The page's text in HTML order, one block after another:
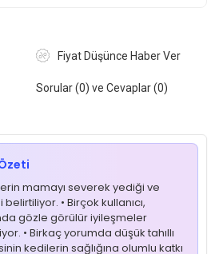
Fiyat Düşünce Haber Ver
Sorular (0) ve Cevaplar (0)
mamayı severek yediği ve
• Birçok kullanıcı,
gözle görülür iyileşmeler
• Birkaç yorumda düşük tahıllı
kedilerin sağlığına olumlu katkı